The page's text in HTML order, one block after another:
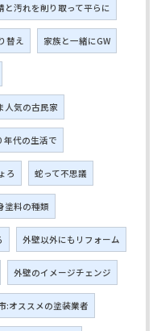
と汚れを削り取って平らに
替え 家族と一緒にGW
人気の古民家
年代の生活で
ろ 蛇って不思議
塗料の種類
外壁以外にもリフォーム
外壁のイメージチェンジ
:オススメの塗装業者